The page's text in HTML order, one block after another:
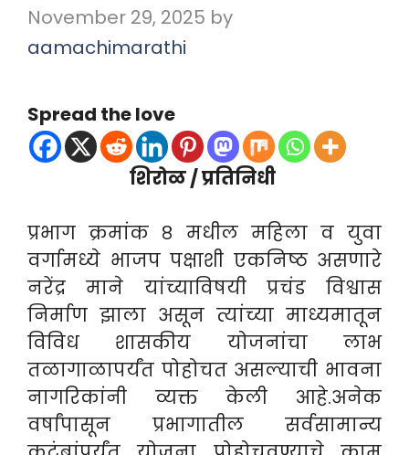
November 29, 2025 by
aamachimarathi
Spread the love
शिरोळ / प्रतिनिधी
प्रभाग क्रमांक ८ मधील महिला व युवा
वर्गामध्ये भाजप पक्षाशी एकनिष्ठ असणारे
नरेंद्र माने यांच्याविषयी प्रचंड विश्वास
निर्माण झाला असून त्यांच्या माध्यमातून
विविध शासकीय योजनांचा लाभ
तळागाळापर्यंत पोहोचत असल्याची भावना
नागरिकांनी व्यक्त केली आहे.अनेक
वर्षांपासून प्रभागातील सर्वसामान्य